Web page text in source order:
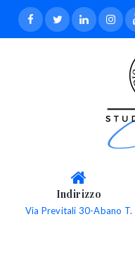
Indirizzo
Via Previtali 30-Abano T.